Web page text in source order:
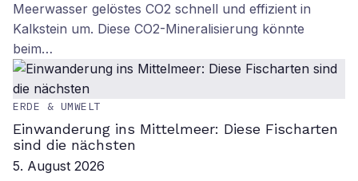
Meerwasser gelöstes CO2 schnell und effizient in
Kalkstein um. Diese CO2-Mineralisierung könnte
beim…
ERDE & UMWELT
Einwanderung ins Mittelmeer: Diese Fischarten
sind die nächsten
5. August 2026